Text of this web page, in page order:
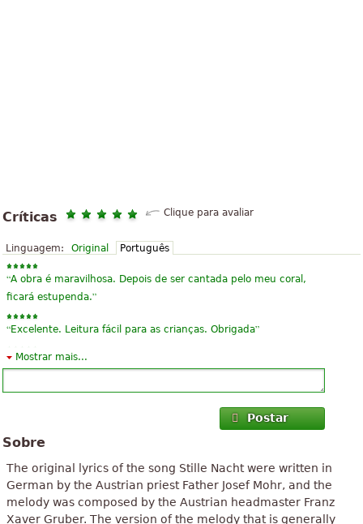
Críticas Clique para avaliar
Linguagem: Original Português
“A obra é maravilhosa. Depois de ser cantada pelo meu coral,
ficará estupenda.”
“Excelente. Leitura fácil para as crianças. Obrigada”
“ Esta é das minhas músicas preferidas de Natal.
“Pessoas texto... noite silenciosa ergue-se sobre ele e o texto está
em inglês Hääää? E desde Akorde não são mesmo sobre isso... ”
“achei muitoo legal a musica...
“ vou torcar na Igreja ”
“ Bela peça. Tradicional e comovente. ”
Mostrar mais...
Postar
Sobre
The original lyrics of the song Stille Nacht were written in
German by the Austrian priest Father Josef Mohr, and the
melody was composed by the Austrian headmaster Franz
Xaver Gruber. The version of the melody that is generally